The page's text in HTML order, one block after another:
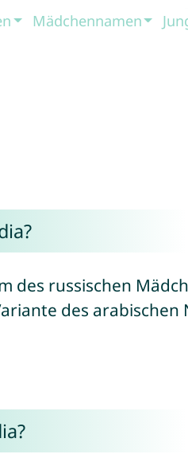
Mädchennamen
des russischen
des arabischen